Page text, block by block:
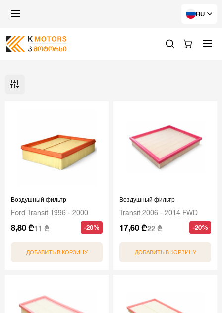
RU
Воздушный фильтр
Ford Transit 1996 - 2000
8,80 ₾11 ₾ -20%
ДОБАВИТЬ В КОРЗИНУ
Воздушный фильтр
Transit 2006 - 2014 FWD
17,60 ₾22 ₾ -20%
ДОБАВИТЬ В КОРЗИНУ